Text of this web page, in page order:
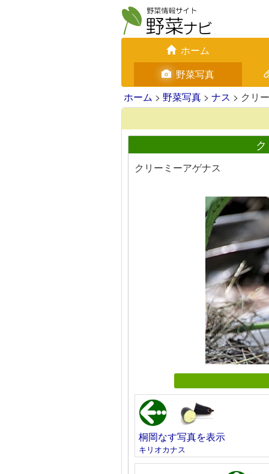
ホーム
野菜写真
ホーム > 野菜写真 > ナス > クリ
クリーミーアゲナス
桐岡なす写真を表示
キリオカナス